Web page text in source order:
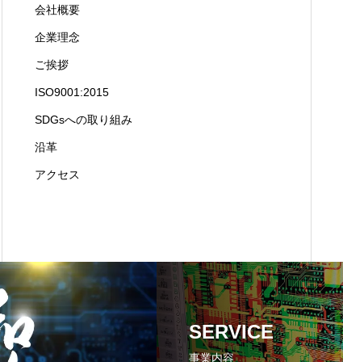
会社概要
企業理念
ご挨拶
ISO9001:2015
SDGsへの取り組み
沿革
アクセス
SERVICE
事業内容